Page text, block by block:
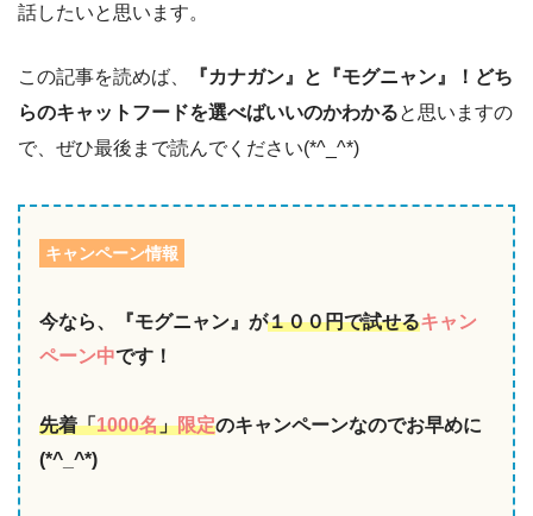
話したいと思います。
この記事を読めば、
『カナガン』と『モグニャン』！どち
らのキャットフードを選べばいいのかわかると思いますの
で、ぜひ最後まで読んでください(*^_^*)
キャンペーン情報
今なら、『モグニャン』が１００円で試せるキャン
ペーン中です！
先着「1000名」限定のキャンペーンなのでお早めに
(*^_^*)